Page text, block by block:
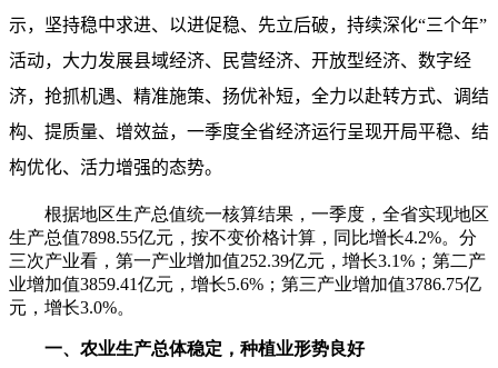
示，坚持稳中求进、以进促稳、先立后破，持续深化“三个年”
活动，大力发展县域经济、民营经济、开放型经济、数字经
济，抢抓机遇、精准施策、扬优补短，全力以赴转方式、调结
构、提质量、增效益，一季度全省经济运行呈现开局平稳、结
构优化、活力增强的态势。
根据地区生产总值统一核算结果，一季度，全省实现地区
生产总值7898.55亿元，按不变价格计算，同比增长4.2%。分
三次产业看，第一产业增加值252.39亿元，增长3.1%；第二产
业增加值3859.41亿元，增长5.6%；第三产业增加值3786.75亿
元，增长3.0%。
一、农业生产总体稳定，种植业形势良好